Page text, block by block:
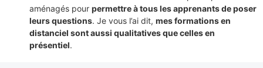
aménagés pour permettre à tous les apprenants de poser
leurs questions. Je vous l’ai dit, mes formations en
distanciel sont aussi qualitatives que celles en
présentiel.